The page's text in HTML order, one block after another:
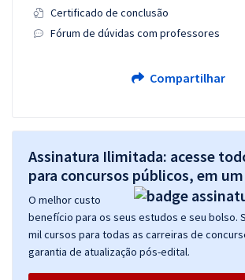
Certificado de conclusão
Fórum de dúvidas com professores
Compartilhar
Assinatura Ilimitada: acesse
para concursos públicos, em
O melhor custo
benefício para os seus estudos e seu bolso.
mil cursos para todas as carreiras de
garantia de atualização pós-edital.